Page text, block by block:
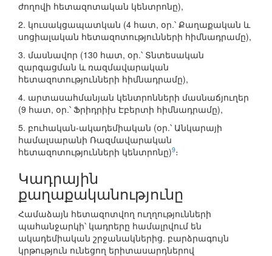
ժողովի հետազոտական կենտրոնը),
2. կուսակցապատկան (4 հատ, օր.՝ Քաղաքական և
սոցիալական հետազոտությունների հիմնադրամը),
3. մասնավոր (130 հատ, օր.՝ Տնտեսական
զարգացման և ռազմավարական
հետազոտությունների հիմնադրամը),
4. արտասահմանյան կենտրոնների մասնաճյուղեր
(9 հատ, օր.՝ Ֆրիդրիխ Էբերտի հիմնադրամը),
5. բուհական-ակադեմիական (օր.՝ Անկարայի
համալսարանի Ռազմավարական
հետազոտությունների կենտրոնը)9։
Կադրային
քաղաքականությունը
Համաձայն հետազոտվող ուղղությունների
պահանջարկի՝ կադրերը համալրվում են
ակադեմիական շրջանակներից. բարձրագույն
կրթություն ունեցող երիտասարդներով